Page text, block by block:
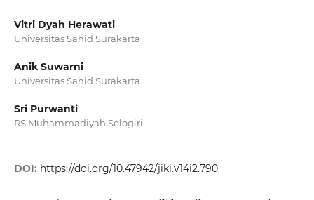
Vitri Dyah Herawati
Universitas Sahid Surakarta
Anik Suwarni
Universitas Sahid Surakarta
Sri Purwanti
RS Muhammadiyah Selogiri
DOI: https://doi.org/10.47942/jiki.v14i2.790